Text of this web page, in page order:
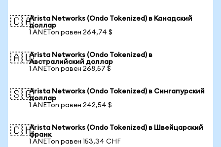
🇨🇦Arista Networks (Ondo Tokenized) в Канадский
доллар
1 ANETon равен 264,74 $
🇦🇺Arista Networks (Ondo Tokenized) в
Австралийский доллар
1 ANETon равен 268,57 $
🇸🇬Arista Networks (Ondo Tokenized) в Сингапурский
доллар
1 ANETon равен 242,54 $
🇨🇭Arista Networks (Ondo Tokenized) в Швейцарский
франк
1 ANETon равен 153,34 CHF